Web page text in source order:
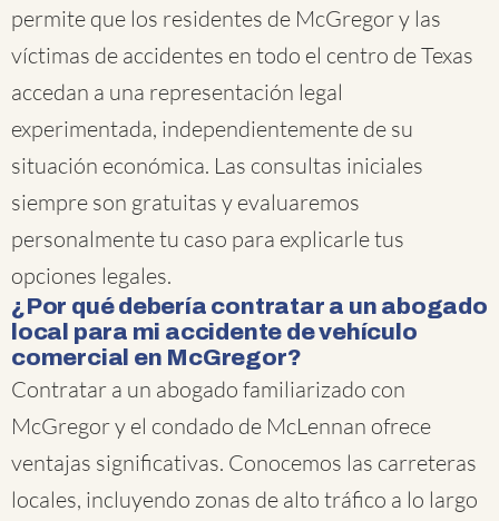
permite que los residentes de McGregor y las
víctimas de accidentes en todo el centro de Texas
accedan a una representación legal
experimentada, independientemente de su
situación económica. Las consultas iniciales
siempre son gratuitas y evaluaremos
personalmente tu caso para explicarle tus
opciones legales.
¿Por qué debería contratar a un abogado
local para mi accidente de vehículo
comercial en McGregor?
Contratar a un abogado familiarizado con
McGregor y el condado de McLennan ofrece
ventajas significativas. Conocemos las carreteras
locales, incluyendo zonas de alto tráfico a lo largo